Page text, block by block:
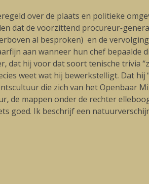
over de plaats en politieke
dat de voorzittend procureur-
al besproken) en de
aan wanneer hun chef bepaalde
dat hij voor dat soort tenische trivia
weet wat hij bewerkstelligt. Dat hij
die zich van het Openbaar
de mappen onder de rechter
goed. Ik beschrijf een